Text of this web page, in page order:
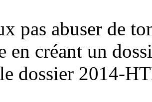
pas abuser de
en créant un
dossier 2014-